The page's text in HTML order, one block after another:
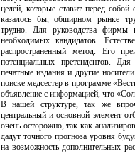
целей, которые ставит перед
казалось бы, обширном рынке
трудно. Для руководства фирмы
необходимых кандидатов.
распространенный метод. Его
потенциальных претендентов.
печатные издания и другие
поиске медсестер в программе
объявление с информацией, что
В нашей структуре, так же
центральный и основной элемент
очень осторожно, так как
дадут точного прогноза уровня
на возможность дополнительных